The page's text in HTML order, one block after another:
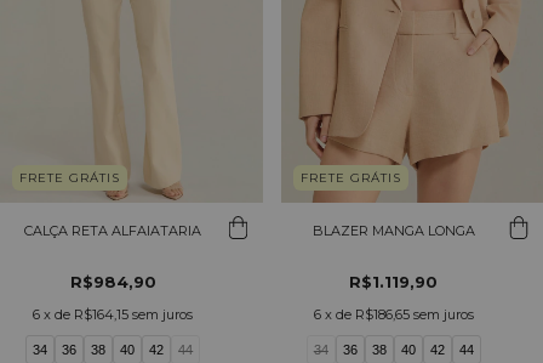
FRETE GRÁTIS
CALÇA RETA ALFAIATARIA
R$984,90
6 x de R$164,15 sem juros
34 36 38 40 42 44
FRETE GRÁTIS
BLAZER MANGA LONGA
R$1.119,90
6 x de R$186,65 sem juros
34 36 38 40 42 44